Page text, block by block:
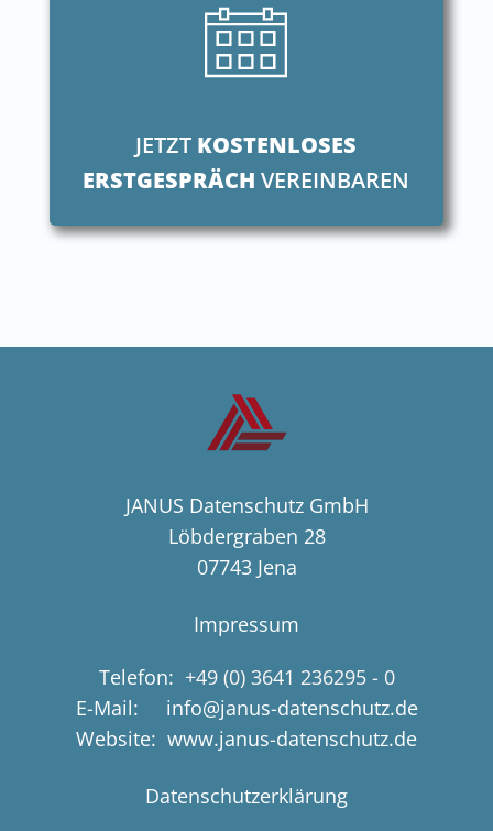
JETZT KOSTENLOSES
ERSTGESPRÄCH VEREINBAREN
JANUS Datenschutz GmbH
Löbdergraben 28
07743 Jena
Impressum
Telefon: +49 (0) 3641 236295 - 0
E-Mail: info@janus-datenschutz.de
Website: www.janus-datenschutz.de
Datenschutzerklärung